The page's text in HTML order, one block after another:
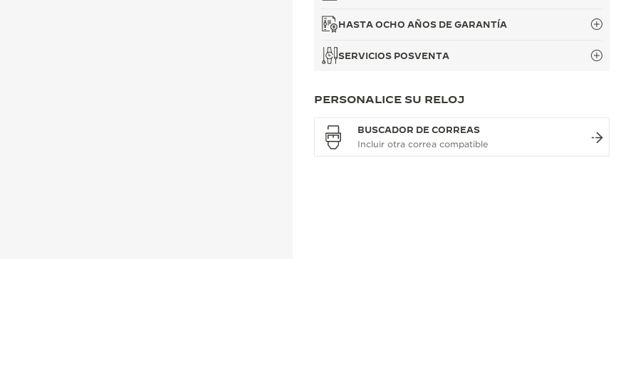
HASTA OCHO AÑOS DE GARANTÍA
SERVICIOS POSVENTA
PERSONALICE SU RELOJ
BUSCADOR DE CORREAS